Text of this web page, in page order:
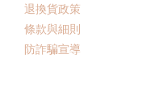
退換貨政策
條款與細則
防詐騙宣導